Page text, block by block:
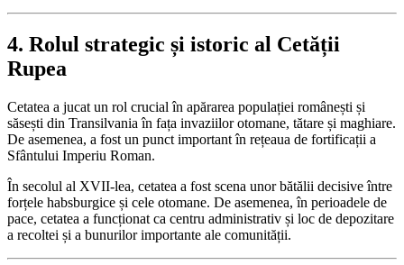
4. Rolul strategic și istoric al Cetății
Rupea
Cetatea a jucat un rol crucial în apărarea populației românești și
săsești din Transilvania în fața invaziilor otomane, tătare și maghiare.
De asemenea, a fost un punct important în rețeaua de fortificații a
Sfântului Imperiu Roman.
În secolul al XVII-lea, cetatea a fost scena unor bătălii decisive între
forțele habsburgice și cele otomane. De asemenea, în perioadele de
pace, cetatea a funcționat ca centru administrativ și loc de depozitare
a recoltei și a bunurilor importante ale comunității.